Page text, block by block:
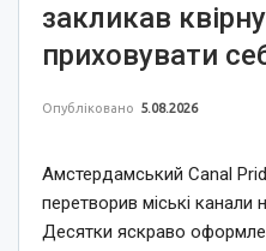
закликав
приховувати
Опубліковано 5.08.2026
Амстердамський Canal
перетворив міські канали
Десятки яскраво